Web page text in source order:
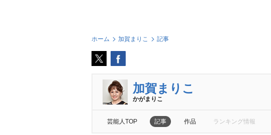
ホーム 加賀まりこ 記事
加賀まりこ
かがまりこ
芸能人TOP 記事 作品 ランキング情報